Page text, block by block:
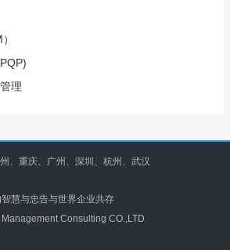
理
、重庆、广州、深圳、杭州、武汉
智慧与忠告与世界企业共存
Management Consulting CO.,LTD